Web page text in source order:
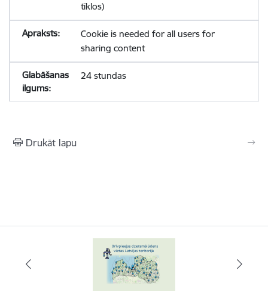
tīklos)
Cookie is needed for all users for
sharing content
24 stundas
Drukāt lapu